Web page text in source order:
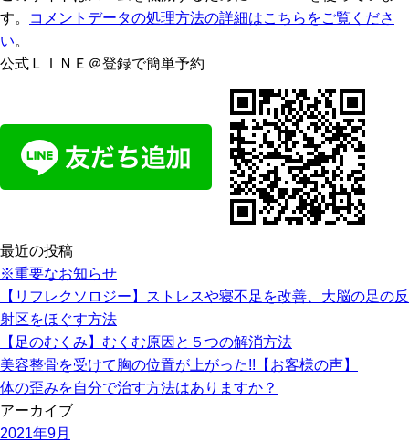
す。
コメントデータの処理方法の詳細はこちらをご覧くださ
い。
公式ＬＩＮＥ＠登録で簡単予約
最近の投稿
※重要なお知らせ
【リフレクソロジー】ストレスや寝不足を改善、大脳の足の反
射区をほぐす方法
【足のむくみ】むくむ原因と５つの解消方法
美容整骨を受けて胸の位置が上がった!!【お客様の声】
体の歪みを自分で治す方法はありますか？
アーカイブ
2021年9月